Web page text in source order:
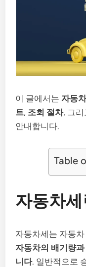
이 글에서는 자동
트, 조회 절차, 그리
안내합니다.
Table
자동차세
자동차세는 자동
자동차의 배기량
니다. 일반적으로